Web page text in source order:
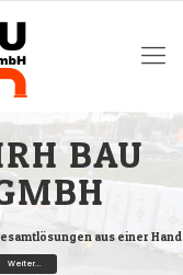
BAU
aus einer
Weiter...